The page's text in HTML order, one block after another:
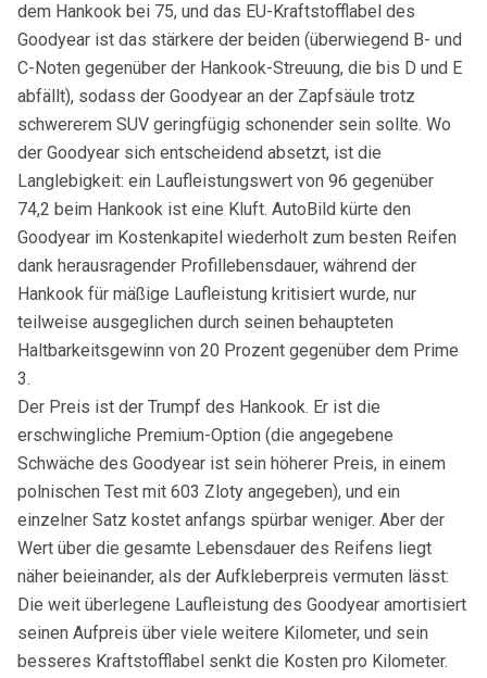
dem Hankook bei 75, und das EU-Kraftstofflabel des
Goodyear ist das stärkere der beiden (überwiegend B- und
C-Noten gegenüber der Hankook-Streuung, die bis D und E
abfällt), sodass der Goodyear an der Zapfsäule trotz
schwererem SUV geringfügig schonender sein sollte. Wo
der Goodyear sich entscheidend absetzt, ist die
Langlebigkeit: ein Laufleistungswert von 96 gegenüber
74,2 beim Hankook ist eine Kluft. AutoBild kürte den
Goodyear im Kostenkapitel wiederholt zum besten Reifen
dank herausragender Profillebensdauer, während der
Hankook für mäßige Laufleistung kritisiert wurde, nur
teilweise ausgeglichen durch seinen behaupteten
Haltbarkeitsgewinn von 20 Prozent gegenüber dem Prime
3.
Der Preis ist der Trumpf des Hankook. Er ist die
erschwingliche Premium-Option (die angegebene
Schwäche des Goodyear ist sein höherer Preis, in einem
polnischen Test mit 603 Zloty angegeben), und ein
einzelner Satz kostet anfangs spürbar weniger. Aber der
Wert über die gesamte Lebensdauer des Reifens liegt
näher beieinander, als der Aufkleberpreis vermuten lässt:
Die weit überlegene Laufleistung des Goodyear amortisiert
seinen Aufpreis über viele weitere Kilometer, und sein
besseres Kraftstofflabel senkt die Kosten pro Kilometer.